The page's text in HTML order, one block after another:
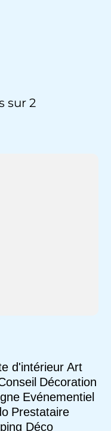
sur 2
d'intérieur Art
Décoration
Evénementiel
Prestataire
Déco